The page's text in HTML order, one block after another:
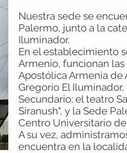
Nuestra sede se
Palermo, junto a la
Iluminador.
En el establecimiento
Armenio, funcionan
Apostólica Armenia de
Gregorio El
Secundario; el teatro
Siranush", y la Sede
Centro Universitario de
A su vez,
encuentra en la